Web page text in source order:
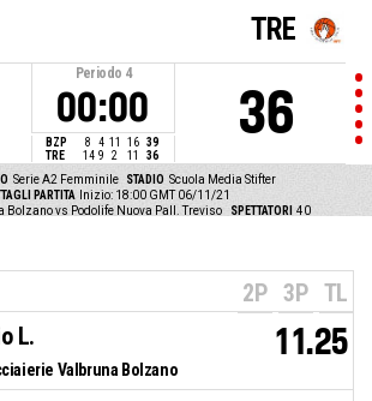
Periodo 4
00:00
BZP 8 4 11 16 39
TRE
14 9 2 11 36
TRE
36
Serie A2 Femminile STADIO Scuola Media Stifter
PARTITA
Inizio: 18:00 GMT 06/11/21
Bolzano vs Podolife Nuova Pall. Treviso
SPETTATORI 40
2P 3P TL
Valbruna Bolzano
L. 11.25